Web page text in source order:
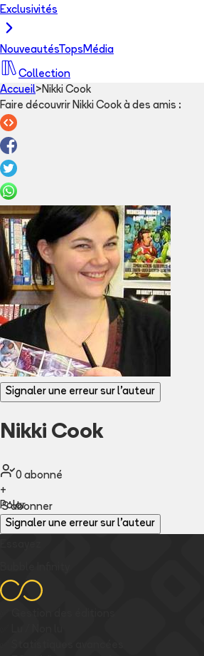
Exclusivités
NouveautésTops Média
Collection
Accueil> Nikki Cook
Faire découvrir Nikki Cook à des amis :
Signaler une erreur sur l'auteur
Nikki Cook
0 abonné
+
S'abonner
Polar
Signaler une erreur sur l'auteur